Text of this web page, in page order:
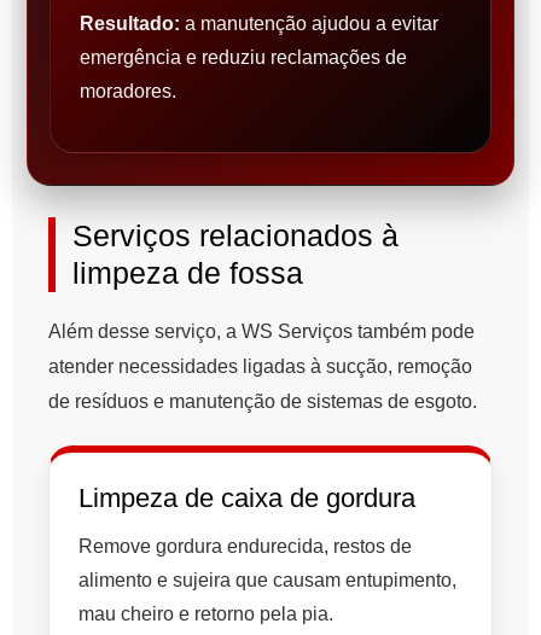
Resultado: a manutenção ajudou a evitar
emergência e reduziu reclamações de
moradores.
Serviços relacionados à
limpeza de fossa
Além desse serviço, a WS Serviços também pode
atender necessidades ligadas à sucção, remoção
de resíduos e manutenção de sistemas de esgoto.
Limpeza de caixa de gordura
Remove gordura endurecida, restos de
alimento e sujeira que causam entupimento,
mau cheiro e retorno pela pia.